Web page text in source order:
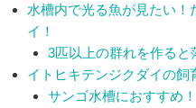
水槽内で光る魚が見たい
イ！
3匹以上の群れを作ると
イトヒキテンジクダイの飼
サンゴ水槽におすすめ！